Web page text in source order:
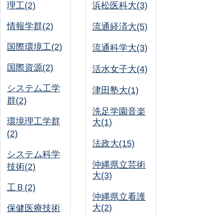
理工(2)
情報学群(2)
国際環境工(2)
国際資源(2)
システム工学
群(2)
環境理工学群
(2)
システム科学
技術(2)
工Ｂ(2)
保健医療技術
浜松医科大(3)
流通経済大(5)
流通科学大(3)
活水女子大(4)
津田塾大(1)
洗足学園音楽
大(1)
法政大(15)
沖縄県立芸術
大(3)
沖縄県立看護
大(2)